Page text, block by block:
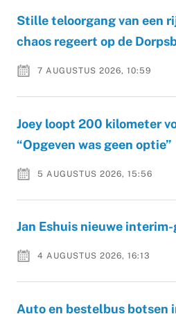
Stille teloorgang van een
chaos regeert op de
7 AUGUSTUS 2026, 10:59
Joey loopt 200 kilometer
“Opgeven was geen optie”
5 AUGUSTUS 2026, 15:56
Jan Eshuis nieuwe
4 AUGUSTUS 2026, 16:13
Auto en bestelbus botsen